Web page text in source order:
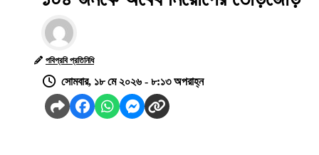
পবিপ্রবি প্রতিনিধি
সোমবার, ১৮ মে ২০২৬ - ৮:১৩ অপরাহ্ন